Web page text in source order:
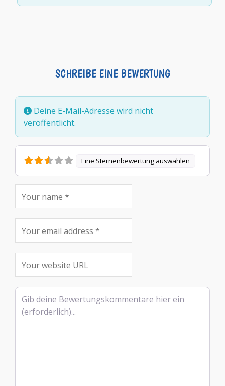
SCHREIBE EINE BEWERTUNG
Deine E-Mail-Adresse wird nicht
veröffentlicht.
Eine Sternenbewertung auswählen
Rezensionstext